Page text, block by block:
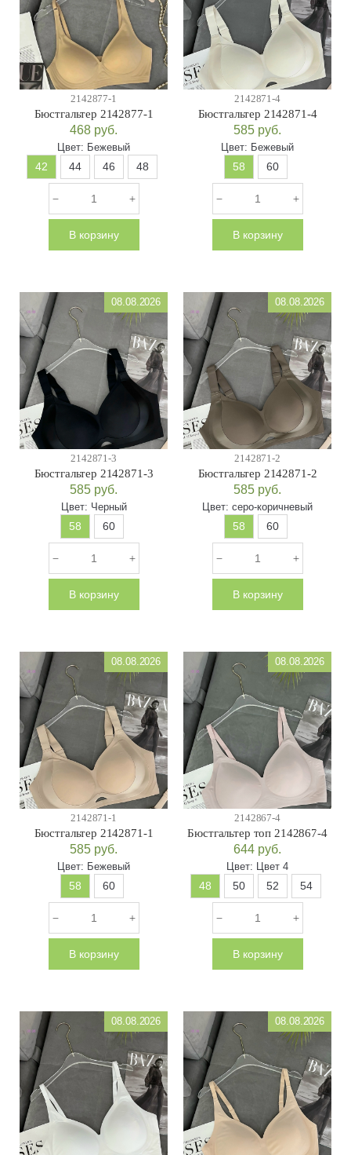
2142877-1
Бюстгальтер 2142877-1
468 руб.
Цвет: Бежевый
42 44 46 48
В корзину
2142871-4
Бюстгальтер 2142871-4
585 руб.
Цвет: Бежевый
58 60
В корзину
08.08.2026
2142871-3
Бюстгальтер 2142871-3
585 руб.
Цвет: Черный
58 60
В корзину
08.08.2026
2142871-2
Бюстгальтер 2142871-2
585 руб.
Цвет: серо-коричневый
58 60
В корзину
08.08.2026
2142871-1
Бюстгальтер 2142871-1
585 руб.
Цвет: Бежевый
58 60
В корзину
08.08.2026
2142867-4
Бюстгальтер топ 2142867-4
644 руб.
Цвет: Цвет 4
48 50 52 54
В корзину
08.08.2026 08.08.2026